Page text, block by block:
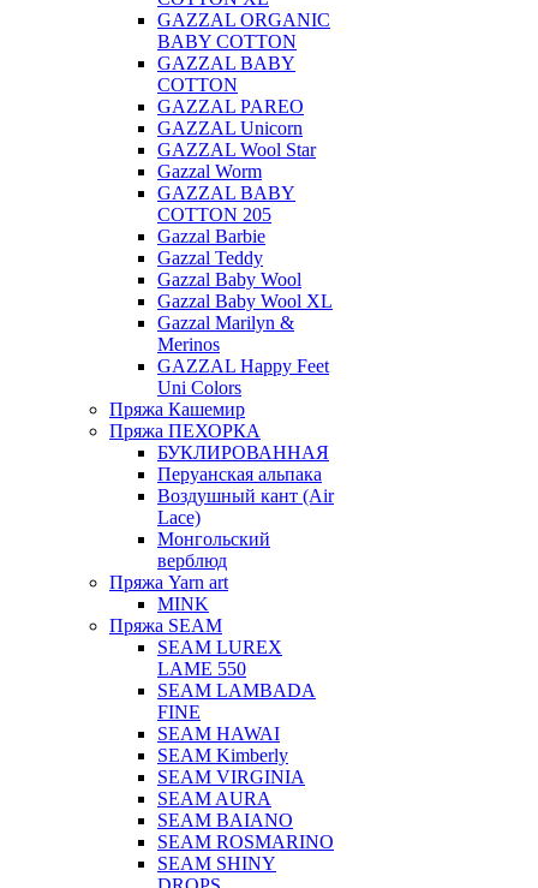
GAZZAL ORGANIC
BABY COTTON
GAZZAL BABY
COTTON
GAZZAL PAREO
GAZZAL Unicorn
GAZZAL Wool Star
Gazzal Worm
GAZZAL BABY
COTTON 205
Gazzal Barbie
Gazzal Teddy
Gazzal Baby Wool
Gazzal Baby Wool XL
Gazzal Marilyn &
Merinos
GAZZAL Happy Feet
Uni Colors
Пряжа Кашемир
Пряжа ПЕХОРКА
БУКЛИРОВАННАЯ
Перуанская альпака
Воздушный кант (Air
Lace)
Монгольский
верблюд
Пряжа Yarn art
MINK
Пряжа SEAM
SEAM LUREX
LAME 550
SEAM LAMBADA
FINE
SEAM HAWAI
SEAM Kimberly
SEAM VIRGINIA
SEAM AURA
SEAM BAIANO
SEAM ROSMARINO
SEAM SHINY